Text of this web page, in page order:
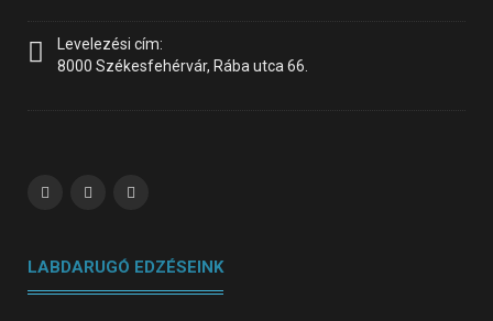
Levelezési cím:
8000 Székesfehérvár, Rába utca 66.
LABDARUGÓ EDZÉSEINK